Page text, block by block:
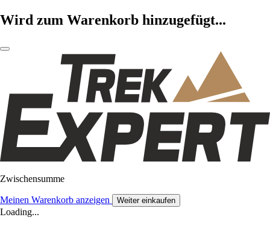
Wird zum Warenkorb hinzugefügt...
Zwischensumme
Meinen Warenkorb anzeigen Weiter einkaufen
Loading...